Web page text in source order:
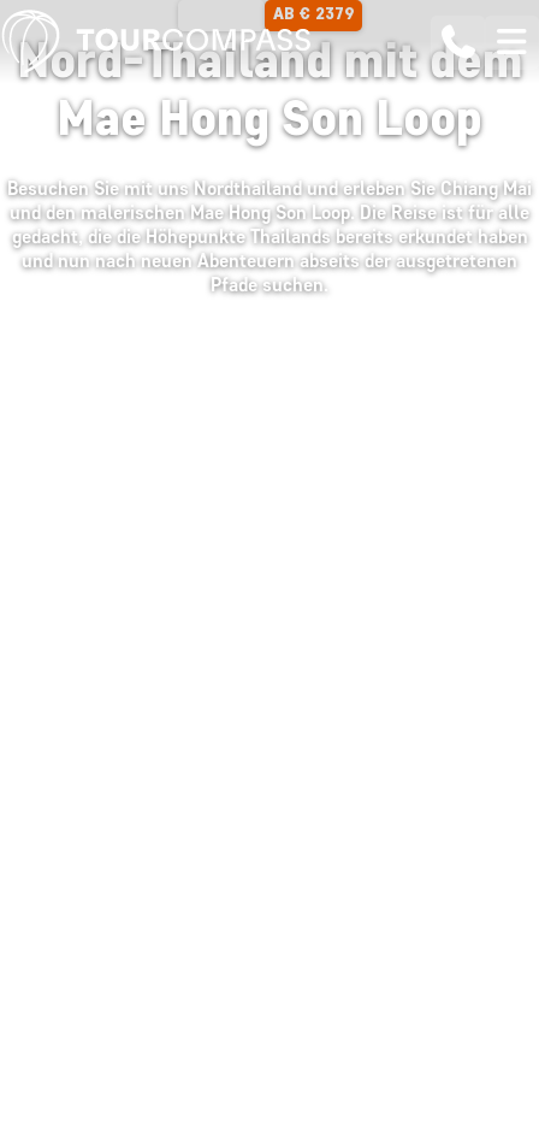
AB € 2379
Nord-Thailand mit dem
Mae Hong Son Loop
Besuchen Sie mit uns Nordthailand und erleben Sie Chiang Mai
und den malerischen Mae Hong Son Loop. Die Reise ist für alle
gedacht, die die Höhepunkte Thailands bereits erkundet haben
und nun nach neuen Abenteuern abseits der ausgetretenen
Pfade suchen.